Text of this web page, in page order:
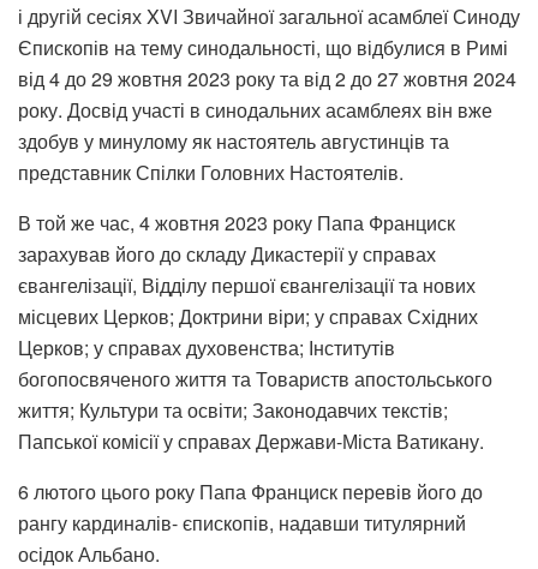
і другій сесіях XVI Звичайної загальної асамблеї Синоду
Єпископів на тему синодальності, що відбулися в Римі
від 4 до 29 жовтня 2023 року та від 2 до 27 жовтня 2024
року. Досвід участі в синодальних асамблеях він вже
здобув у минулому як настоятель августинців та
представник Спілки Головних Настоятелів.
В той же час, 4 жовтня 2023 року Папа Франциск
зарахував його до складу Дикастерії у справах
євангелізації, Відділу першої євангелізації та нових
місцевих Церков; Доктрини віри; у справах Східних
Церков; у справах духовенства; Інститутів
богопосвяченого життя та Товариств апостольського
життя; Культури та освіти; Законодавчих текстів;
Папської комісії у справах Держави-Міста Ватикану.
6 лютого цього року Папа Франциск перевів його до
рангу кардиналів- єпископів, надавши титулярний
осідок Альбано.